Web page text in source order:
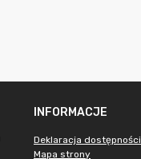
INFORMACJE
Deklaracja dostępności
Mapa strony